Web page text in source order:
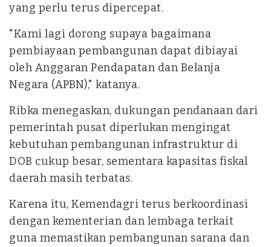
yang perlu terus dipercepat.
"Kami lagi dorong supaya bagaimana
pembiayaan pembangunan dapat dibiayai
oleh Anggaran Pendapatan dan Belanja
Negara (APBN)," katanya.
Ribka menegaskan, dukungan pendanaan dari
pemerintah pusat diperlukan mengingat
kebutuhan pembangunan infrastruktur di
DOB cukup besar, sementara kapasitas fiskal
daerah masih terbatas.
Karena itu, Kemendagri terus berkoordinasi
dengan kementerian dan lembaga terkait
guna memastikan pembangunan sarana dan